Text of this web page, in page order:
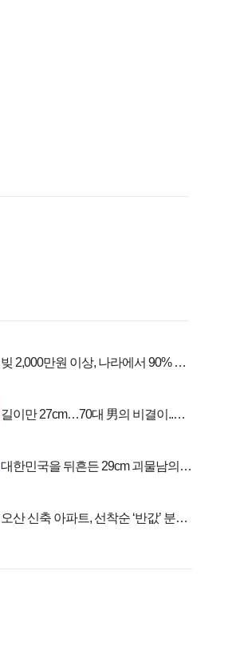
빚 2,000만원 이상, 나라에서 90% 갚
길이만 27cm…70대 男의 비결이..충
대한민국을 뒤흔든 29cm 괴물남의
오산 신축 아파트, 선착순 ‘반값’ 분양